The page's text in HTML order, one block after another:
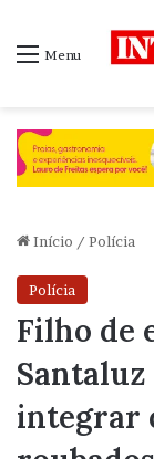
Menu
Início / Polícia
Polícia
Filho de
Santaluz
integrar